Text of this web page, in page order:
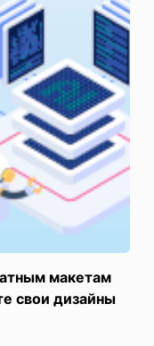
макетам
свои дизайны